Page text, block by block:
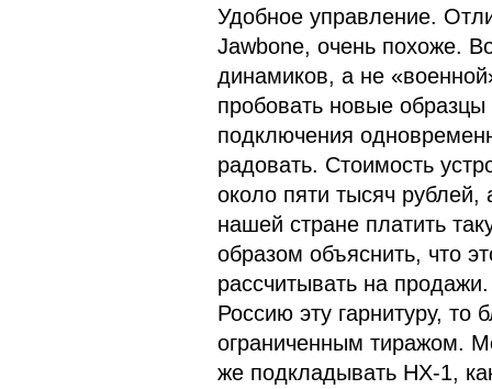
Удобное управление.
Jawbone, очень похоже.
динамиков, а не
пробовать новые
подключения
радовать. Стоимость
около пяти тысяч
нашей стране платить
образом объяснить, что
рассчитывать на
Россию эту гарнитуру, то
ограниченным тиражом.
же подкладывать HX-1,